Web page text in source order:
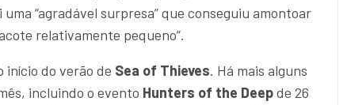
“agradável surpresa” que conseguiu amontoar
relativamente pequeno”.
início do verão de Sea of ​​Thieves. Há mais alguns
incluindo o evento Hunters of the Deepde 26